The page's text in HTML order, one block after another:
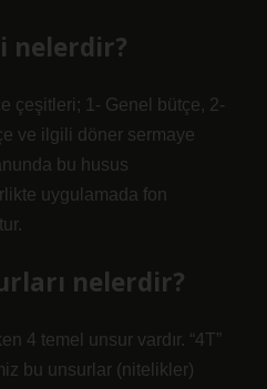
nelerdir?
çeşitleri; 1- Genel bütçe, 2-
ve ilgili döner sermaye
bu husus
uygulamada fon
nelerdir?
4 temel unsur vardır. “4T”
bu unsurlar (nitelikler)